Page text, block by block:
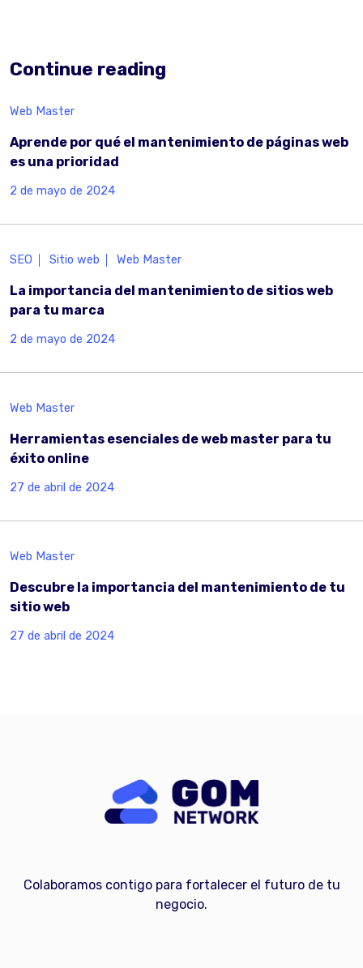
Continue reading
Web Master
Aprende por qué el mantenimiento de páginas web
es una prioridad
2 de mayo de 2024
SEO Sitio web Web Master
La importancia del mantenimiento de sitios web
para tu marca
2 de mayo de 2024
Web Master
Herramientas esenciales de web master para tu
éxito online
27 de abril de 2024
Web Master
Descubre la importancia del mantenimiento de tu
sitio web
27 de abril de 2024
Colaboramos contigo para fortalecer el futuro de tu
negocio.